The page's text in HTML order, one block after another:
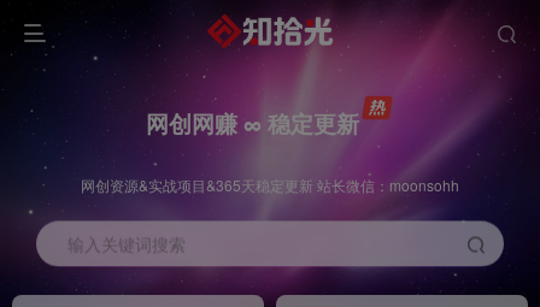
网创网赚 ∞ 稳定更新
网创资源&实战项目&365天稳定更新 站长微信：moonsohh
输入关键词搜索